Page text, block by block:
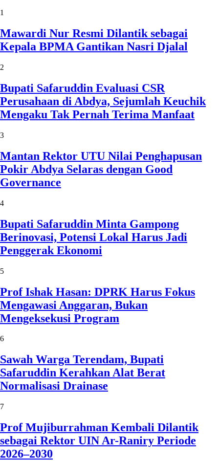
1
Mawardi Nur Resmi Dilantik sebagai
Kepala BPMA Gantikan Nasri Djalal
2
Bupati Safaruddin Evaluasi CSR
Perusahaan di Abdya, Sejumlah Keuchik
Mengaku Tak Pernah Terima Manfaat
3
Mantan Rektor UTU Nilai Penghapusan
Pokir Abdya Selaras dengan Good
Governance
4
Bupati Safaruddin Minta Gampong
Berinovasi, Potensi Lokal Harus Jadi
Penggerak Ekonomi
5
Prof Ishak Hasan: DPRK Harus Fokus
Mengawasi Anggaran, Bukan
Mengeksekusi Program
6
Sawah Warga Terendam, Bupati
Safaruddin Kerahkan Alat Berat
Normalisasi Drainase
7
Prof Mujiburrahman Kembali Dilantik
sebagai Rektor UIN Ar-Raniry Periode
2026–2030